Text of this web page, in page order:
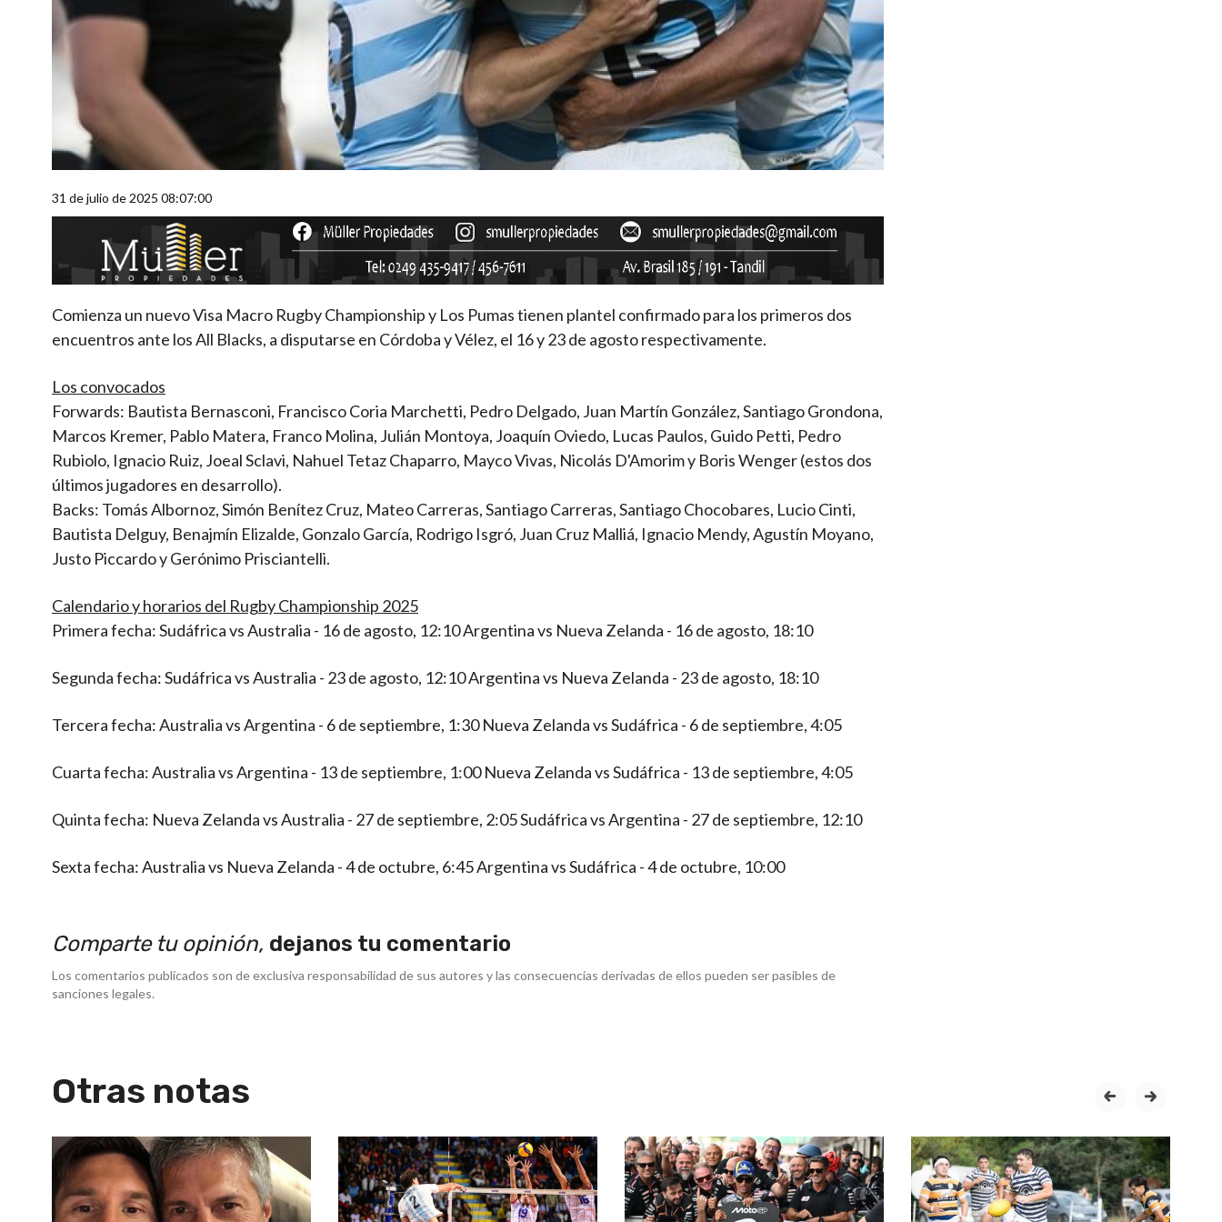
31 de julio de 2025 08:07:00
Comienza un nuevo Visa Macro Rugby Championship y Los Pumas tienen plantel confirmado para los primeros dos
encuentros ante los All Blacks, a disputarse en Córdoba y Vélez, el 16 y 23 de agosto respectivamente.
Los convocados
Forwards: Bautista Bernasconi, Francisco Coria Marchetti, Pedro Delgado, Juan Martín González, Santiago Grondona,
Marcos Kremer, Pablo Matera, Franco Molina, Julián Montoya, Joaquín Oviedo, Lucas Paulos, Guido Petti, Pedro
Rubiolo, Ignacio Ruiz, Joeal Sclavi, Nahuel Tetaz Chaparro, Mayco Vivas, Nicolás D'Amorim y Boris Wenger (estos dos
últimos jugadores en desarrollo).
Backs: Tomás Albornoz, Simón Benítez Cruz, Mateo Carreras, Santiago Carreras, Santiago Chocobares, Lucio Cinti,
Bautista Delguy, Benajmín Elizalde, Gonzalo García, Rodrigo Isgró, Juan Cruz Malliá, Ignacio Mendy, Agustín Moyano,
Justo Piccardo y Gerónimo Prisciantelli.
Calendario y horarios del Rugby Championship 2025
Primera fecha: Sudáfrica vs Australia - 16 de agosto, 12:10 Argentina vs Nueva Zelanda - 16 de agosto, 18:10
Segunda fecha: Sudáfrica vs Australia - 23 de agosto, 12:10 Argentina vs Nueva Zelanda - 23 de agosto, 18:10
Tercera fecha: Australia vs Argentina - 6 de septiembre, 1:30 Nueva Zelanda vs Sudáfrica - 6 de septiembre, 4:05
Cuarta fecha: Australia vs Argentina - 13 de septiembre, 1:00 Nueva Zelanda vs Sudáfrica - 13 de septiembre, 4:05
Quinta fecha: Nueva Zelanda vs Australia - 27 de septiembre, 2:05 Sudáfrica vs Argentina - 27 de septiembre, 12:10
Sexta fecha: Australia vs Nueva Zelanda - 4 de octubre, 6:45 Argentina vs Sudáfrica - 4 de octubre, 10:00
Comparte tu opinión, dejanos tu comentario
Los comentarios publicados son de exclusiva responsabilidad de sus autores y las consecuencias derivadas de ellos pueden ser pasibles de
sanciones legales.
Otras notas prev next